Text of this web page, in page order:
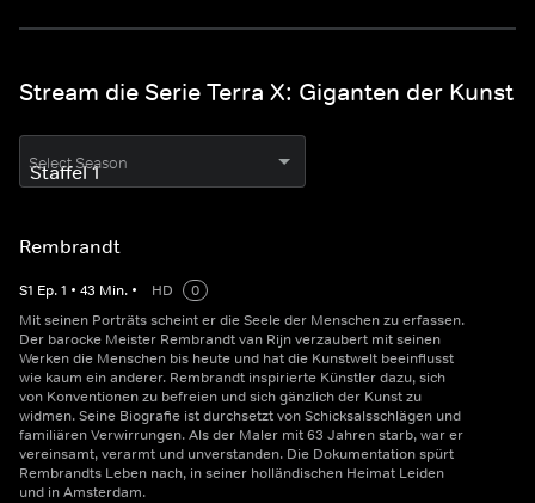
Stream die Serie Terra X: Giganten der Kunst
Select Season
Rembrandt
S1 Ep.1 • 43 Min. • HD
0
Mit seinen Porträts scheint er die Seele der Menschen zu erfassen.
Der barocke Meister Rembrandt van Rijn verzaubert mit seinen
Werken die Menschen bis heute und hat die Kunstwelt beeinflusst
wie kaum ein anderer. Rembrandt inspirierte Künstler dazu, sich
von Konventionen zu befreien und sich gänzlich der Kunst zu
widmen. Seine Biografie ist durchsetzt von Schicksalsschlägen und
familiären Verwirrungen. Als der Maler mit 63 Jahren starb, war er
vereinsamt, verarmt und unverstanden. Die Dokumentation spürt
Rembrandts Leben nach, in seiner holländischen Heimat Leiden
und in Amsterdam.